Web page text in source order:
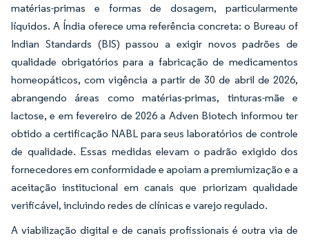
matérias-primas e formas de dosagem, particularmente
líquidos. A Índia oferece uma referência concreta: o Bureau of
Indian Standards (BIS) passou a exigir novos padrões de
qualidade obrigatórios para a fabricação de medicamentos
homeopáticos, com vigência a partir de 30 de abril de 2026,
abrangendo áreas como matérias-primas, tinturas-mãe e
lactose, e em fevereiro de 2026 a Adven Biotech informou ter
obtido a certificação NABL para seus laboratórios de controle
de qualidade. Essas medidas elevam o padrão exigido dos
fornecedores em conformidade e apoiam a premiumização e a
aceitação institucional em canais que priorizam qualidade
verificável, incluindo redes de clínicas e varejo regulado.
A viabilização digital e de canais profissionais é outra via de